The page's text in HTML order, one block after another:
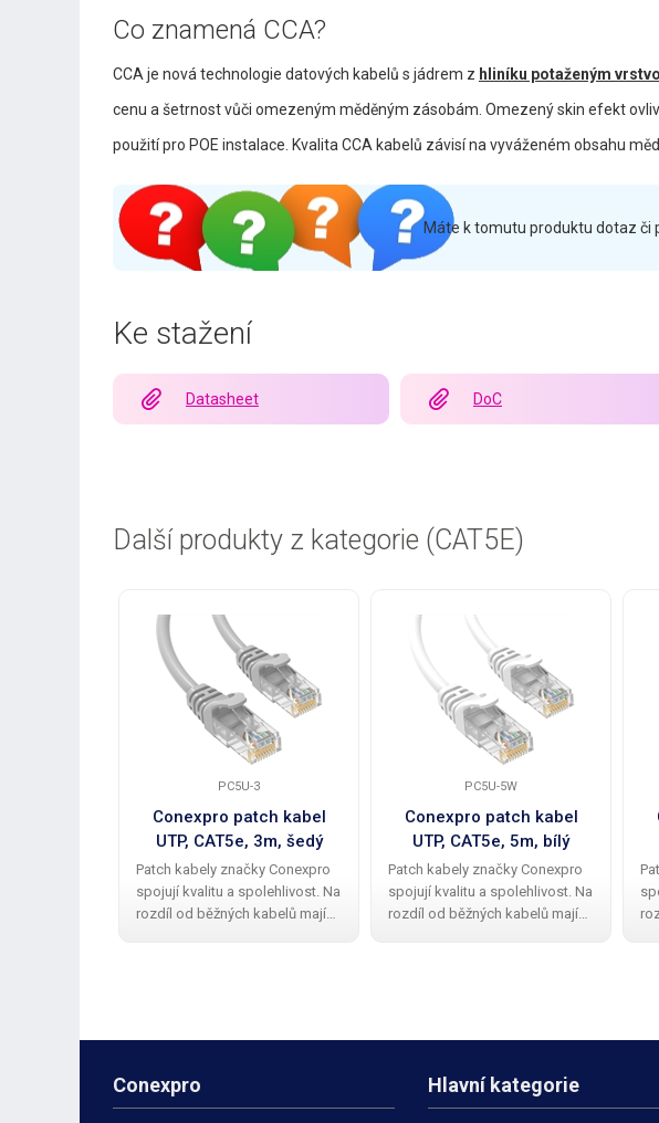
Co znamená CCA?
CCA je nová technologie datových kabelů s jádrem z hliníku potaženým
cenu a šetrnost vůči omezeným měděným zásobám. Omezený skin efekt
použití pro POE instalace. Kvalita CCA kabelů závisí na vyváženém obsahu
Máte k tomutu produktu dotaz či
Ke stažení
Datasheet DoC
Další produkty z kategorie (CAT5E)
PC5U-3
Conexpro patch kabel
UTP, CAT5e, 3m, šedý
Patch kabely značky Conexpro
spojují kvalitu a spolehlivost. Na
rozdíl od běžných kabelů mají
PC5U-5W
Conexpro patch kabel
UTP, CAT5e, 5m, bílý
Patch kabely značky Conexpro
spojují kvalitu a spolehlivost. Na
rozdíl od běžných kabelů mají
Conexpro Hlavní kategorie